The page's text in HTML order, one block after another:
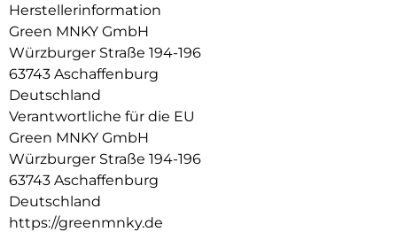
Herstellerinformation
Green MNKY GmbH
Würzburger Straße 194-196
63743 Aschaffenburg
Deutschland
Verantwortliche für die EU
Green MNKY GmbH
Würzburger Straße 194-196
63743 Aschaffenburg
Deutschland
https://greenmnky.de